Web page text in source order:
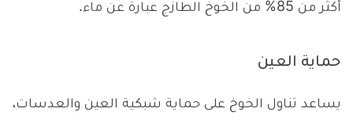
أكثر من 85% من الخوخ الطازج عبارة عن ماء.
حماية العين
يساعد تناول الخوخ على حماية شبكية العين والعدسات،